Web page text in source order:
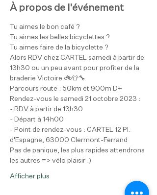
À propos de l'événement
Tu aimes le bon café ?
Tu aimes les belles bicyclettes ?
Tu aimes faire de la bicyclette ?
Alors RDV chez CARTEL samedi à partir de
13h30 ou un peu avant pour profiter de la
braderie Victoire 🚲👕🔧
Parcours route : 50km et 900m D+
Rendez-vous le samedi 21 octobre 2023 :
- RDV à partir de 13h30
- Départ à 14h00
- Point de rendez-vous : CARTEL 12 Pl.
d'Espagne, 63000 Clermont-Ferrand
Pas de panique, les plus rapides attendrons
les autres => vélo plaisir :)
Afficher plus